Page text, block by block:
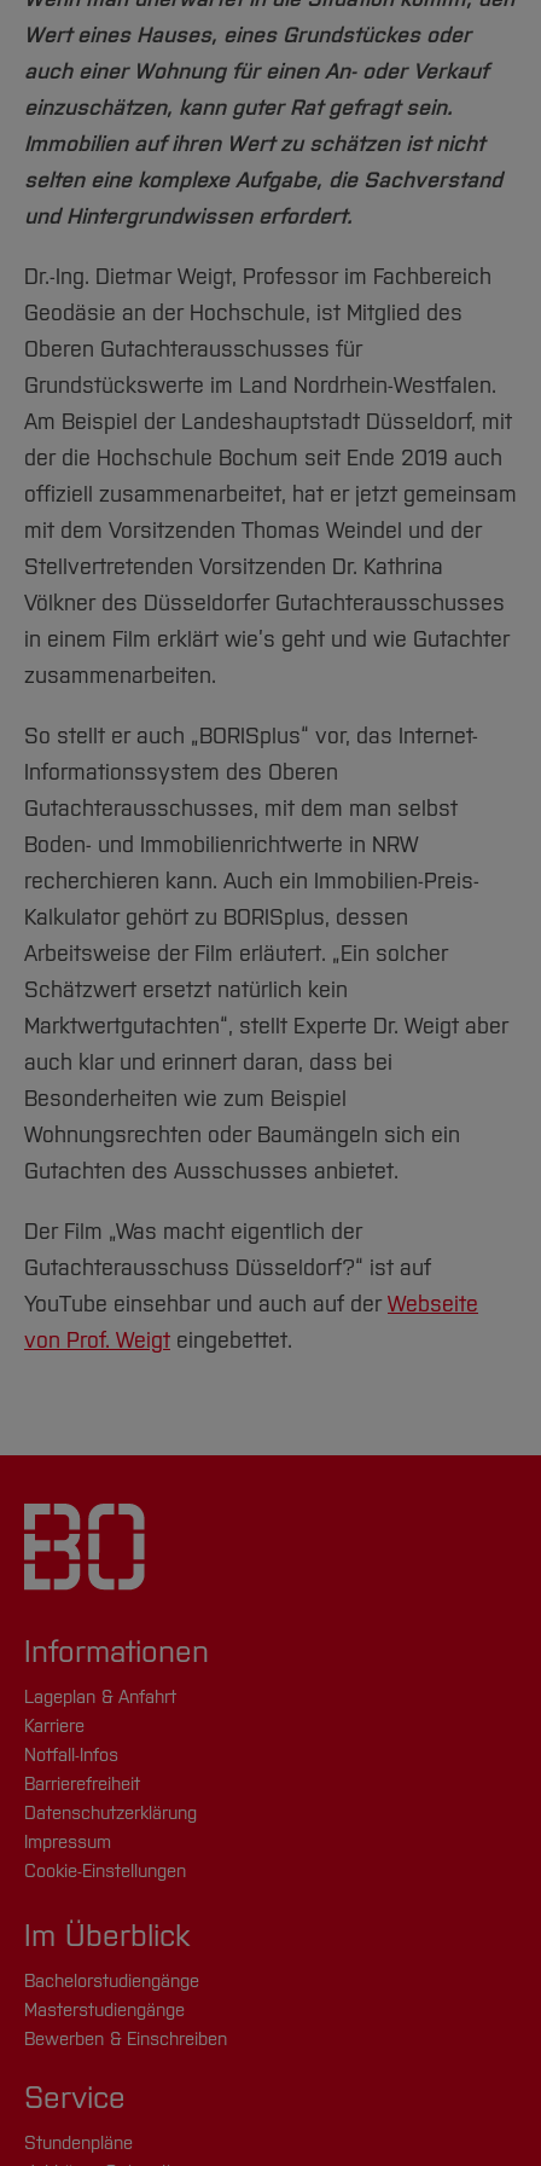
Arbeiten im FB G
Forschung und Projekte
Team
Service
Studiengänge
Studieninteressierte
Studium
Fachgruppen
Forschung und Entwicklung
International
Team
Service
Amtliche Bekanntmachungen
Notfall-Infos
BO Shop
Gleichstellung
Diskriminierungsfreie Hochschule
Vertretungen
Wahlen
Hochschulbibliothek
Hochschulkommunikation
International Office
Medienzentrum
qed-Stiftung
Zentrale Studienberatung
Wert eines Hauses, eines Grundstückes oder
auch einer Wohnung für einen An- oder Verkauf
einzuschätzen, kann guter Rat gefragt sein.
Immobilien auf ihren Wert zu schätzen ist nicht
selten eine komplexe Aufgabe, die Sachverstand
und Hintergrundwissen erfordert.
Dr.-Ing. Dietmar Weigt, Professor im Fachbereich
Geodäsie an der Hochschule, ist Mitglied des
Oberen Gutachterausschusses für
Grundstückswerte im Land Nordrhein-Westfalen.
Am Beispiel der Landeshauptstadt Düsseldorf, mit
der die Hochschule Bochum seit Ende 2019 auch
offiziell zusammenarbeitet, hat er jetzt gemeinsam
mit dem Vorsitzenden Thomas Weindel und der
Stellvertretenden Vorsitzenden Dr. Kathrina
Völkner des Düsseldorfer Gutachterausschusses
in einem Film erklärt wie’s geht und wie Gutachter
zusammenarbeiten.
So stellt er auch „BORISplus“ vor, das Internet-
Informationssystem des Oberen
Gutachterausschusses, mit dem man selbst
Boden- und Immobilienrichtwerte in NRW
recherchieren kann. Auch ein Immobilien-Preis-
Kalkulator gehört zu BORISplus, dessen
Arbeitsweise der Film erläutert. „Ein solcher
Schätzwert ersetzt natürlich kein
Marktwertgutachten“, stellt Experte Dr. Weigt aber
auch klar und erinnert daran, dass bei
Besonderheiten wie zum Beispiel
Wohnungsrechten oder Baumängeln sich ein
Gutachten des Ausschusses anbietet.
Der Film „Was macht eigentlich der
Gutachterausschuss Düsseldorf?“ ist auf
YouTube einsehbar und auch auf derWebseite
von Prof. Weigt eingebettet.
Informationen
Lageplan & Anfahrt
Karriere
Notfall-Infos
Barrierefreiheit
Datenschutzerklärung
Impressum
Cookie-Einstellungen
Im Überblick
Bachelorstudiengänge
Masterstudiengänge
Bewerben & Einschreiben
Service
Stundenpläne